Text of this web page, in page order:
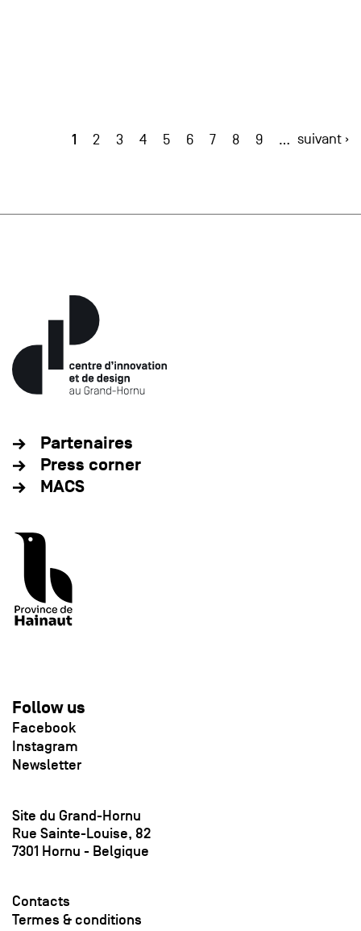
1 2 3 4 5 6 7 8 9 … suivant ›
Partenaires
Press corner
MACS
Follow us
Facebook
Instagram
Newsletter
Site du Grand-Hornu
Rue Sainte-Louise, 82
7301 Hornu - Belgique
Contacts
Termes & conditions